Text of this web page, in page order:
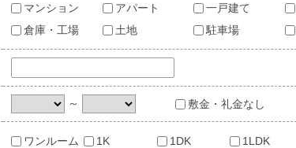
マンション アパート 一戸建て
倉庫・工場
土地 駐車場
～ 敷金・礼金なし
ワンルーム 1K 1DK 1LDK